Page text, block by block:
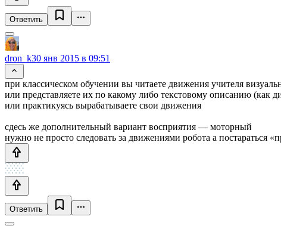
Ответить
dron_k30 янв 2015 в 09:51
при классическом обучении вы читаете движения учителя
или представляете их по какому либо текстовому описанию (как
или практикуясь вырабатываете свои движения
сдесь же дополнительный вариант восприятия — моторный
нужно не просто следовать за движениями робота а постараться
Ответить